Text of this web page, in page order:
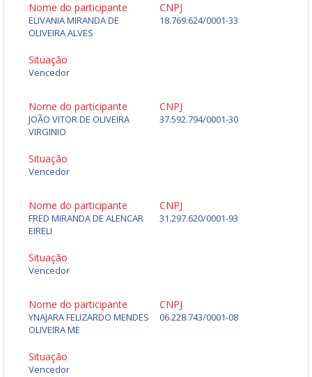
Nome do participante
ELIVANIA MIRANDA DE
OLIVEIRA ALVES
CNPJ
18.769.624/0001-33
Situação
Vencedor
Nome do participante
JOÃO VITOR DE OLIVEIRA
VIRGINIO
CNPJ
37.592.794/0001-30
Situação
Vencedor
Nome do participante
FRED MIRANDA DE ALENCAR
EIRELI
CNPJ
31.297.620/0001-93
Situação
Vencedor
Nome do participante
YNAJARA FELIZARDO MENDES
OLIVEIRA ME
CNPJ
06.228.743/0001-08
Situação
Vencedor